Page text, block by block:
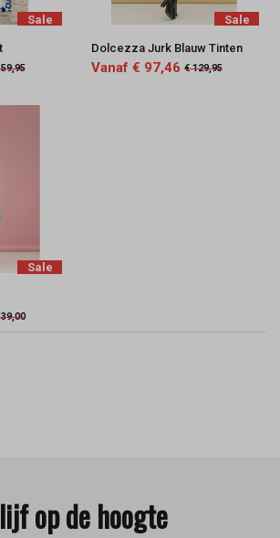
Sale Sale
Dolcezza Jurk Blauw Tinten
Vanaf € 97,46 € 129,95
Sale
op de hoogte